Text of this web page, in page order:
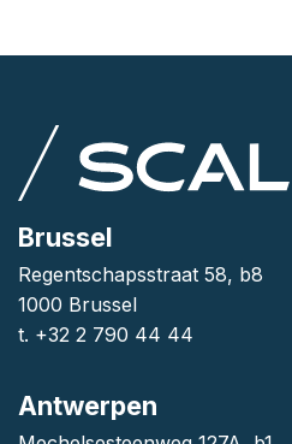
Brussel
Regentschapsstraat 58, b8
1000 Brussel
t. +32 2 790 44 44
Antwerpen